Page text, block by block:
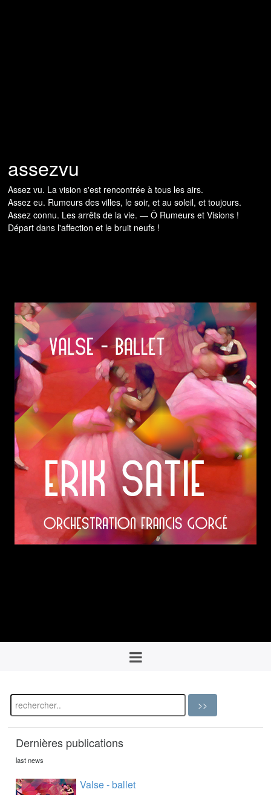
assezvu
Assez vu. La vision s'est rencontrée à tous les airs.
Assez eu. Rumeurs des villes, le soir, et au soleil, et toujours.
Assez connu. Les arrêts de la vie. — Ô Rumeurs et Visions !
Départ dans l'affection et le bruit neufs !
Dernières publications
last news
Valse - ballet